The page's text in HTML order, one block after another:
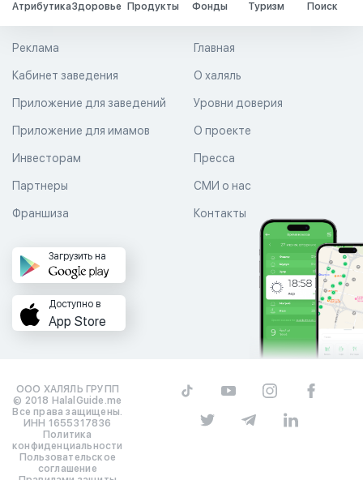
АтрибутикаЗдоровье Продукты Фонды Туризм Поиск
Главная
О халяль
Уровни доверия
Реклама
Кабинет заведения
Приложение для заведений
Приложение для имамов О проекте
Пресса
СМИ о нас
Контакты
Инвесторам
Партнеры
Франшиза
Загрузить на
Доступно в
App Store
ООО ХАЛЯЛЬ ГРУПП
© 2018 HalalGuide.me
Все права защищены.
ИНН 1655317836
Политика
конфиденциальности
Пользовательское
соглашение